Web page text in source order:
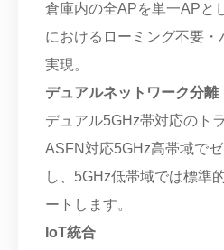
倉庫内の全APを単一APと
におけるローミング不要・
実現。
デュアルネットワーク分離
デュアル5GHz帯対応のト
ASFN対応5GHz高帯域で
し、5GHz低帯域では標準
ートします。
IoT統合